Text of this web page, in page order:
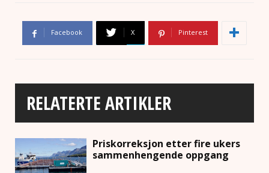
Facebook X Pinterest
RELATERTE ARTIKLER
Priskorreksjon etter fire ukers
sammenhengende oppgang